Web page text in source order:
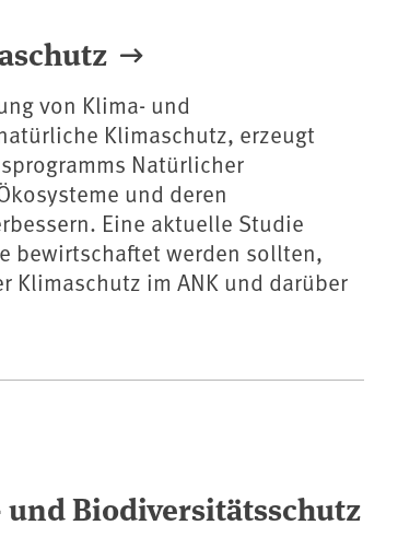
von Klima- und
Klimaschutz, erzeugt
Natürlicher
und deren
Eine aktuelle Studie
bewirtschaftet werden sollten,
Klimaschutz im ANK und darüber
Biodiversitätsschutz